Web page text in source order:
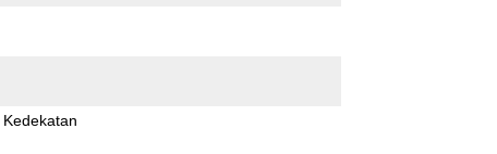
Kedekatan